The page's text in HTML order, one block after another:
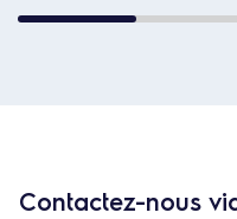
Contactez-nous